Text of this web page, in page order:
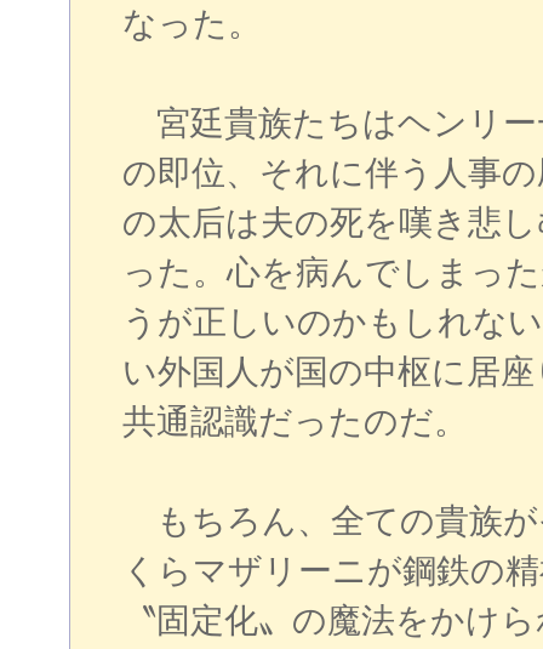
なった。
宮廷貴族たちはヘンリ
の即位、それに伴う人事
の太后は夫の死を嘆き悲
った。心を病んでしまっ
うが正しいのかもしれな
い外国人が国の中枢に居
共通認識だったのだ。
もちろん、全ての貴族
くらマザリーニが鋼鉄の
〝固定化〟の魔法をかけ